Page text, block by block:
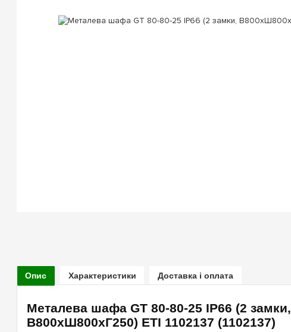
Опис Характеристики Доставка і оплата
Металева шафа GT 80-80-25 IP66 (2 замки,
В800xШ800xГ250) ETI 1102137 (1102137)